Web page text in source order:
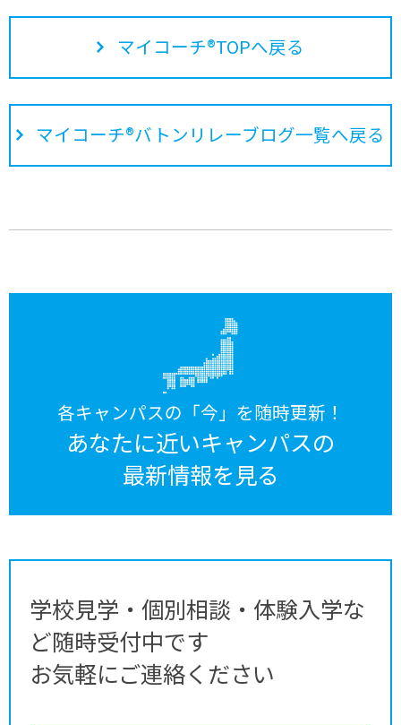
マイコーチ®TOPへ戻る
マイコーチ®バトンリレーブログ一覧へ戻る
各キャンパスの「今」を随時更新！
あなたに近いキャンパスの
最新情報を見る
学校見学・個別相談・体験入学な
ど随時受付中です
お気軽にご連絡ください